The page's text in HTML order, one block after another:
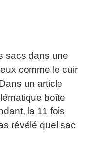
sacs dans une
comme le cuir
Dans un article
boîte
la 11 fois
révélé quel sac